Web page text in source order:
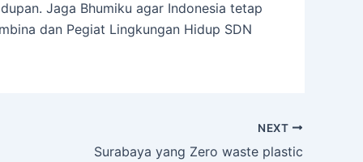
Jaga Bhumiku agar Indonesia tetap
dan Pegiat Lingkungan Hidup SDN
NEXT
Surabaya yang Zero waste plastic